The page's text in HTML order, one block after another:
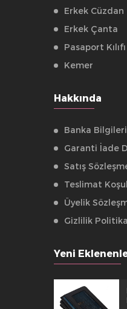
Erkek Cüzdan
Erkek Çanta
Pasaport Kılıfı
Kemer
Hakkında
Banka Bilgileri
Garanti İade
Satış
Teslimat
Üyelik
Gizlilik
Yeni